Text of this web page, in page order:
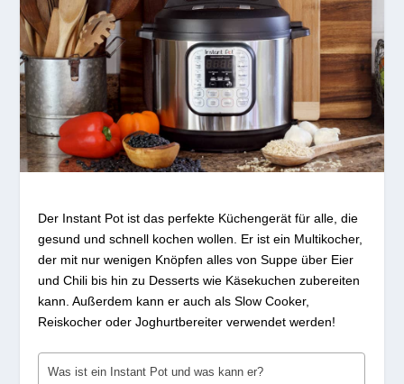
Der Instant Pot ist das perfekte Küchengerät für alle, die
gesund und schnell kochen wollen. Er ist ein Multikocher,
der mit nur wenigen Knöpfen alles von Suppe über Eier
und Chili bis hin zu Desserts wie Käsekuchen zubereiten
kann. Außerdem kann er auch als Slow Cooker,
Reiskocher oder Joghurtbereiter verwendet werden!
Was ist ein Instant Pot und was kann er?